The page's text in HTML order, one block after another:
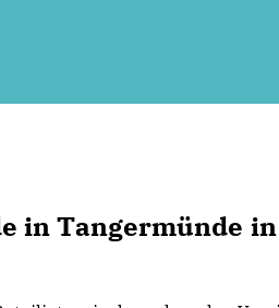
in Tangermünde